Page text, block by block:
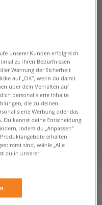
unserer Kunden erfolgreich
zu ihren Bedürfnissen
Wahrung der Sicherheit
auf „OK“, wenn du damit
über dein Verhalten auf
personalisierte Inhalte
die zu deinen
Werbung oder das
Du kannst deine Entscheidung
indem du „Anpassen“
erhalten
sind, wähle „Alle
du in unserer